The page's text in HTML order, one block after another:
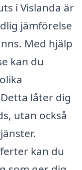
i Vislanda är
jämförelse
Med hjälp
kan du
låter dig
utan också
kan du